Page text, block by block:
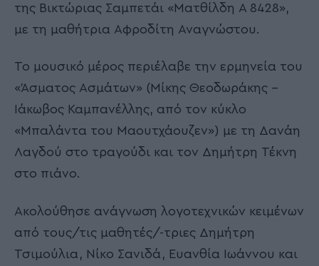
της Βικτώριας Σαμπετάι «Ματθίλδη Α 8428»,
με τη μαθήτρια Αφροδίτη Αναγνώστου.
Το μουσικό μέρος περιέλαβε την ερμηνεία του
«Άσματος Ασμάτων» (Μίκης Θεοδωράκης –
Ιάκωβος Καμπανέλλης, από τον κύκλο
«Μπαλάντα του Μαουτχάουζεν») με τη Δανάη
Λαγδού στο τραγούδι και τον Δημήτρη Τέκνη
στο πιάνο.
Ακολούθησε ανάγνωση λογοτεχνικών κειμένων
από τους/τις μαθητές/-τριες Δημήτρη
Τσιμούλια, Νίκο Σανιδά, Ευανθία Ιωάννου και